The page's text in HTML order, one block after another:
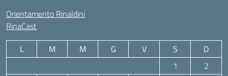
Orientamento Rinaldini
RinaCast
L M M G V S
D
1
2